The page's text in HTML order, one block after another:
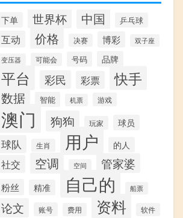
下单 世界杯 中国 乒乓球
互动 价格 决赛 博彩 双子座
变压器 可能会 号码 品牌
平台 彩民 彩票 快手
数据 智能 机票 游戏
澳门 狗狗 玩家 球员
球队 生肖 用户 的人
社交 空调 空间 管家婆
粉丝 精准 自己的 船票
论文 账号 费用 资料 软件